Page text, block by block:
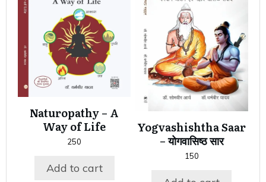
Naturopathy – A
Way of Life
250
Add to cart
Yogvashishtha Saar
– योगवासिष्ठ सार
150